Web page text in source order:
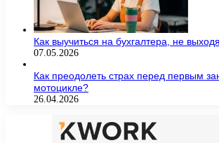
Как выучиться на бухгалтера, не
07.05.2026
Как преодолеть страх перед первым
мотоцикле?
26.04.2026